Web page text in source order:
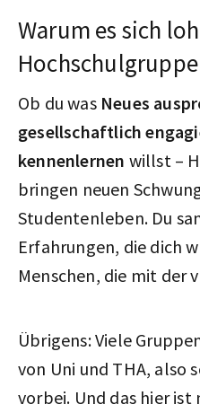
Warum es sich
Ob du was Neues
gesellschaftlich
kennenlernen willst –
bringen neuen
Studentenleben. Du
Erfahrungen, die dich
Menschen, die mit der
Übrigens: Viele
von Uni und THA, also
vorbei. Und das hier ist